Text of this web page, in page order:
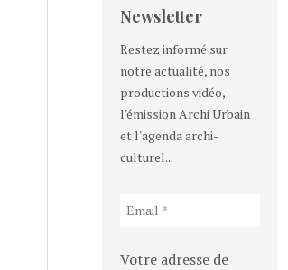
Newsletter
Restez informé sur
notre actualité, nos
productions vidéo,
l'émission Archi Urbain
et l'agenda archi-
culturel...
Votre adresse de